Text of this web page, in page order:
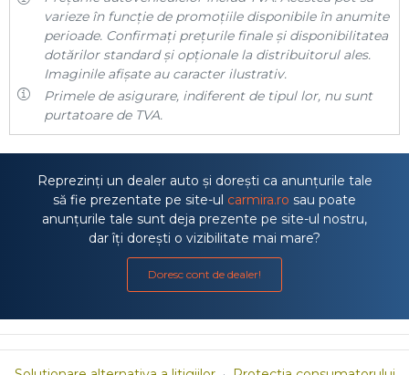
varieze în funcție de promoțiile disponibile în anumite
perioade. Confirmați prețurile finale și disponibilitatea
dotărilor standard și opționale la distribuitorul ales.
Imaginile afișate au caracter ilustrativ.
Primele de asigurare, indiferent de tipul lor, nu sunt
purtatoare de TVA.
Reprezinți un dealer auto și dorești ca anunțurile tale
să fie prezentate pe site-ul carmira.ro sau poate
anunțurile tale sunt deja prezente pe site-ul nostru,
dar îți dorești o vizibilitate mai mare?
Doresc cont de dealer!